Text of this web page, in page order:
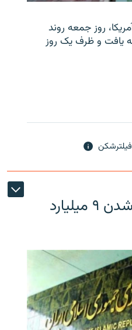
روز جمعه روند
یافت و ظرف یک روز
بانک مرکزی ایران گم شدن ۹ میلیارد